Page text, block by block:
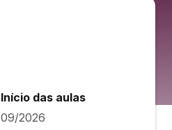
Início das aulas
09/2026